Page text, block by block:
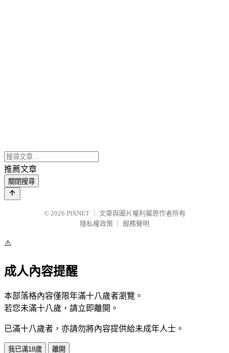
推薦文章
關閉搜尋
© 2026 PIXNET
文章與圖片權利屬原作者所有
隱私權政策
服務聲明
⚠️
成人內容提醒
本部落格內容僅限年滿十八歲者瀏覽。
若您未滿十八歲，請立即離開。
已滿十八歲者，亦請勿將內容提供給未成年人士。
我已滿18歲 離開